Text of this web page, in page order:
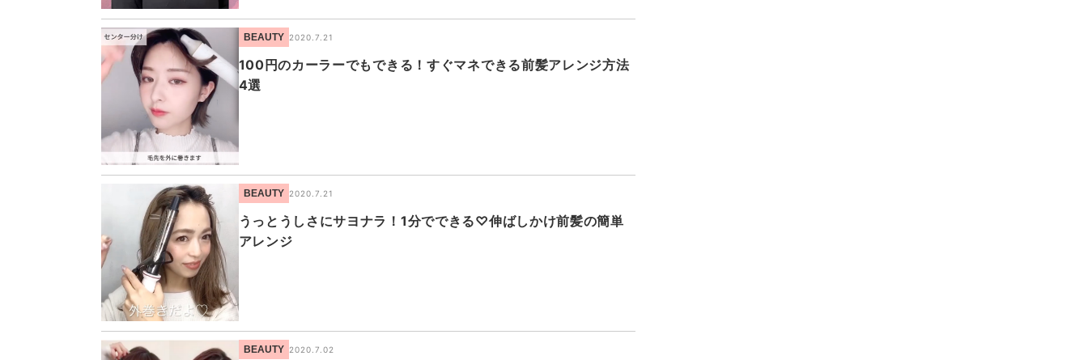
BEAUTY 2020.7.21
100円のカーラーでもできる！すぐマネできる前髪アレンジ方法
4選
BEAUTY 2020.7.21
うっとうしさにサヨナラ！1分でできる♡伸ばしかけ前髪の簡単
アレンジ
BEAUTY 2020.7.02